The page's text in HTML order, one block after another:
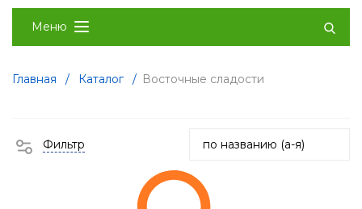
Меню
Главная / Каталог / Восточные сладости
Фильтр